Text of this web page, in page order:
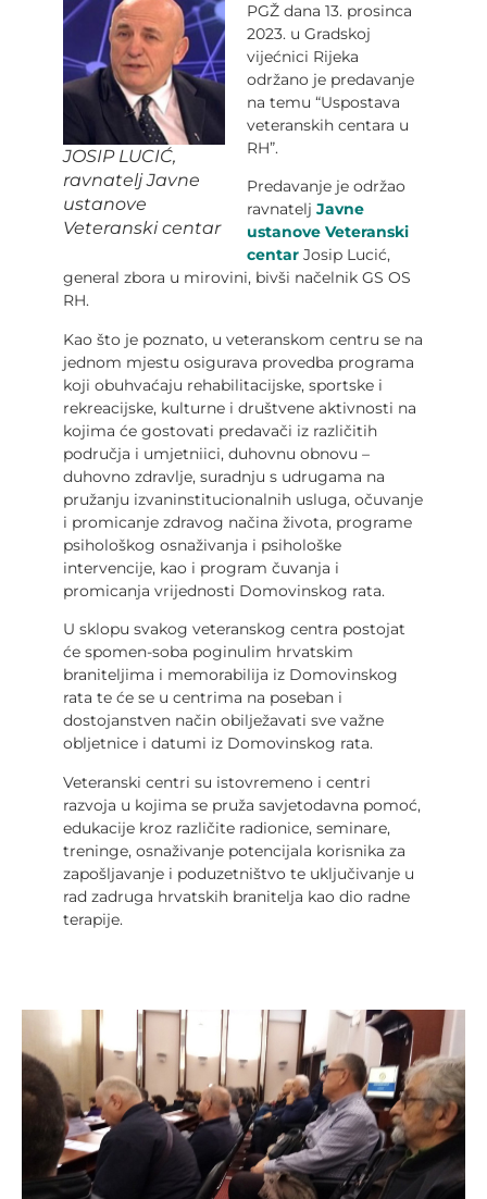
JOSIP LUCIĆ,
ravnatelj Javne
ustanove
Veteranski centar
PGŽ dana 13. prosinca
2023. u Gradskoj
vijećnici Rijeka
održano je predavanje
na temu “Uspostava
veteranskih centara u
RH”.
Predavanje je održao
ravnatelj Javne
ustanove Veteranski
centar Josip Lucić,
general zbora u mirovini, bivši načelnik GS OS
RH.
Kao što je poznato, u veteranskom centru se na
jednom mjestu osigurava provedba programa
koji obuhvaćaju rehabilitacijske, sportske i
rekreacijske, kulturne i društvene aktivnosti na
kojima će gostovati predavači iz različitih
područja i umjetniici, duhovnu obnovu –
duhovno zdravlje, suradnju s udrugama na
pružanju izvaninstitucionalnih usluga, očuvanje
i promicanje zdravog načina života, programe
psihološkog osnaživanja i psihološke
intervencije, kao i program čuvanja i
promicanja vrijednosti Domovinskog rata.
U sklopu svakog veteranskog centra postojat
će spomen-soba poginulim hrvatskim
braniteljima i memorabilija iz Domovinskog
rata te će se u centrima na poseban i
dostojanstven način obilježavati sve važne
obljetnice i datumi iz Domovinskog rata.
Veteranski centri su istovremeno i centri
razvoja u kojima se pruža savjetodavna pomoć,
edukacije kroz različite radionice, seminare,
treninge, osnaživanje potencijala korisnika za
zapošljavanje i poduzetništvo te uključivanje u
rad zadruga hrvatskih branitelja kao dio radne
terapije.